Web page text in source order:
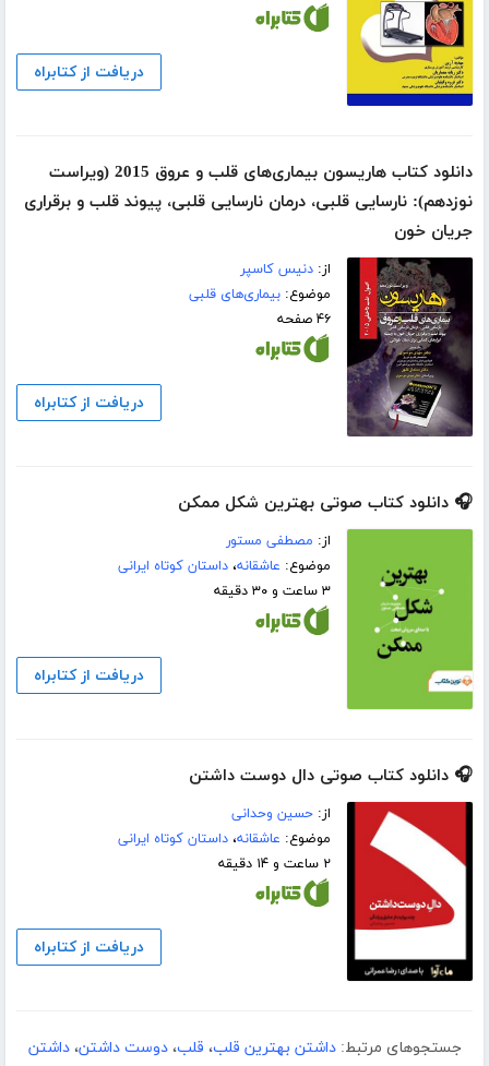
دریافت از کتابراه
دانلود کتاب هاریسون بیماری‌های قلب و عروق 2015 (ویراست
نوزدهم): نارسایی قلبی، درمان نارسایی قلبی، پیوند قلب و برقراری
جریان خون
از:دنیس کاسپر
موضوع:بیماری‌های قلبی
۴۶ صفحه
دریافت از کتابراه
🎧 دانلود کتاب صوتی بهترین شکل ممکن
از: مصطفی مستور
موضوع: عاشقانه،داستان کوتاه ایرانی
۳ ساعت و ۳۰ دقیقه
دریافت از کتابراه
🎧 دانلود کتاب صوتی دال دوست داشتن
از:حسین وحدانی
موضوع: عاشقانه،داستان کوتاه ایرانی
۲ ساعت و ۱۴ دقیقه
دریافت از کتابراه
جستجوهای مرتبط: داشتن بهترین قلب، قلب، دوست داشتن، داشتن